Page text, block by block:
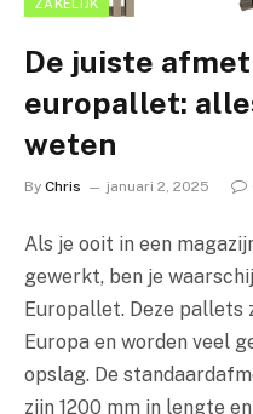
ZAKELIJK
De juiste
europallet:
weten
By Chris januari 2, 2025
Als je ooit in een
gewerkt, ben je
Europallet. Deze pallets
Europa en worden veel
opslag. De
zijn 1200 mm in lengte